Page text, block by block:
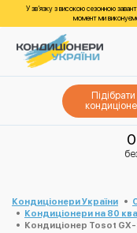
У зв’язку з високою сезонною
момент ми
Підібрати
Кондиціонери України
Кондиціонери на 80
Кондиціонер Tosot